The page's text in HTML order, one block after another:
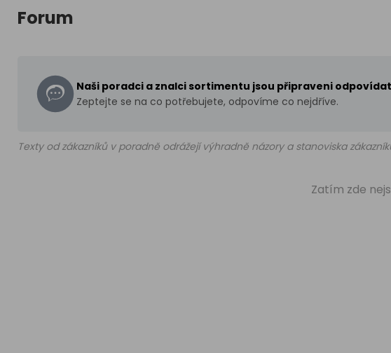
Forum
Naši poradci a znalci sortimentu jsou připraveni odpovídat
Zeptejte se na co potřebujete, odpovíme co nejdříve.
Texty od zákazníků v poradně odrážejí výhradně názory a stanoviska
Zatím zde